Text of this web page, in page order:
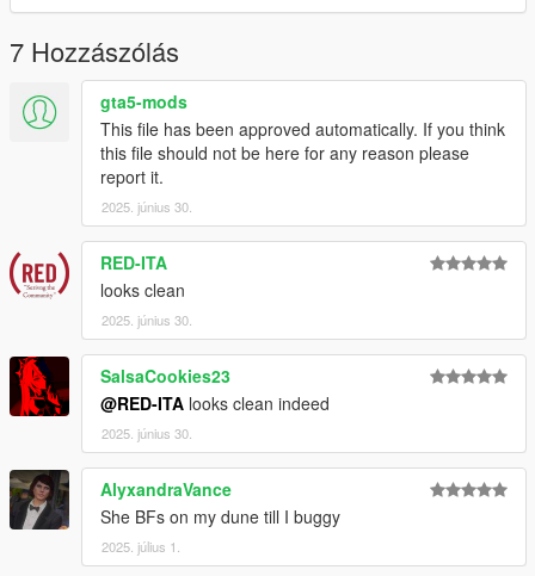
AnnisSavestra: Pictures
7 Hozzászólás
gta5-mods
This file has been approved automatically. If you think
this file should not be here for any reason please
report it.
2025. június 30.
RED-ITA
looks clean
2025. június 30.
SalsaCookies23
@RED-ITA looks clean indeed
2025. június 30.
AlyxandraVance
She BFs on my dune till I buggy
2025. július 1.